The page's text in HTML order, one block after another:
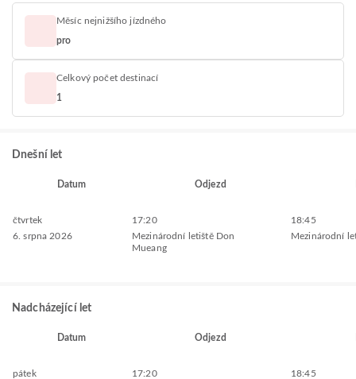
Měsíc nejnižšího jízdného
pro
Celkový počet destinací
1
Dnešní let
Datum Odjezd
čtvrtek
6. srpna 2026
17:20
Mezinárodní letiště Don
Mueang
18:45
Mezinárodní
Nadcházející let
Datum Odjezd
pátek
17:20
18:45